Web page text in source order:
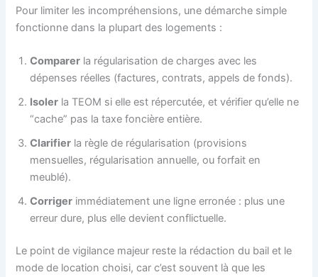
Pour limiter les incompréhensions, une démarche simple
fonctionne dans la plupart des logements :
Comparer la régularisation de charges avec les
dépenses réelles (factures, contrats, appels de fonds).
Isoler la TEOM si elle est répercutée, et vérifier qu’elle ne
“cache” pas la taxe foncière entière.
Clarifier la règle de régularisation (provisions
mensuelles, régularisation annuelle, ou forfait en
meublé).
Corriger immédiatement une ligne erronée : plus une
erreur dure, plus elle devient conflictuelle.
Le point de vigilance majeur reste la rédaction du bail et le
mode de location choisi, car c’est souvent là que les